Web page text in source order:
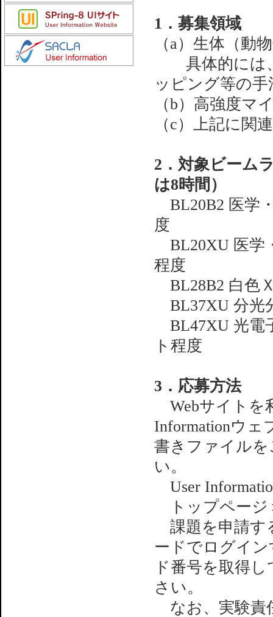
1．募集領域
（a）生体（動
具体的には、
ッピング等の
（b）高強度マ
（c）上記に関
2．対象ビーム
は8時間）
BL20B2 医学
度
BL20XU 医学
程度
BL28B2 白色
BL37XU 分光
BL47XU 光電
ト程度
3．応募方法
Webサイトを
Informationウ
書きファイル
い。
User
トップページ
課題を申請す
ードでログイ
ド番号を取得
さい。
なお、実験責